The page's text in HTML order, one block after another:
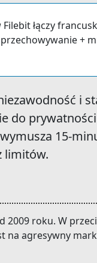
łączy
+
i
15-
limitów.
2009 roku. W
na agresywny